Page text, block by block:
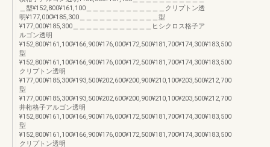
＿型¥152,800¥161,100＿＿＿＿＿＿＿＿＿＿＿＿クリプトン透
明¥177,000¥185,300＿＿＿＿＿＿＿＿＿＿＿＿型
¥177,000¥185,300＿＿＿＿＿＿＿＿＿＿＿＿ヒシクロス格子ア
ルゴン透明
¥152,800¥161,100¥166,900¥176,000¥172,500¥181,700¥174,300¥183,500
型
¥152,800¥161,100¥166,900¥176,000¥172,500¥181,700¥174,300¥183,500
クリプトン透明
¥177,000¥185,300¥193,500¥202,600¥200,900¥210,100¥203,500¥212,700
型
¥177,000¥185,300¥193,500¥202,600¥200,900¥210,100¥203,500¥212,700
井桁格子アルゴン透明
¥152,800¥161,100¥166,900¥176,000¥172,500¥181,700¥174,300¥183,500
型
¥152,800¥161,100¥166,900¥176,000¥172,500¥181,700¥174,300¥183,500
クリプトン透明